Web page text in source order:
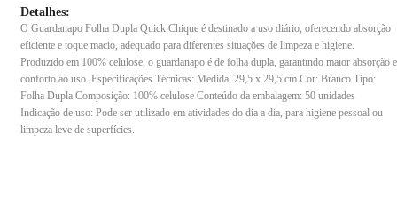
Detalhes:
O Guardanapo Folha Dupla Quick Chique é destinado a uso diário, oferecendo absorção
eficiente e toque macio, adequado para diferentes situações de limpeza e higiene.
Produzido em 100% celulose, o guardanapo é de folha dupla, garantindo maior absorção e
conforto ao uso. Especificações Técnicas: Medida: 29,5 x 29,5 cm Cor: Branco Tipo:
Folha Dupla Composição: 100% celulose Conteúdo da embalagem: 50 unidades
Indicação de uso: Pode ser utilizado em atividades do dia a dia, para higiene pessoal ou
limpeza leve de superfícies.